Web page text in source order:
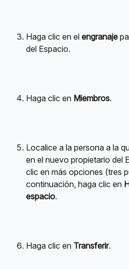
Haga clic en el engranaje
del Espacio.
Haga clic en Miembros.
Localice a la persona a la
en el nuevo propietario del
clic en más opciones (tres
continuación, haga clic en
espacio.
Haga clic en Transferir.